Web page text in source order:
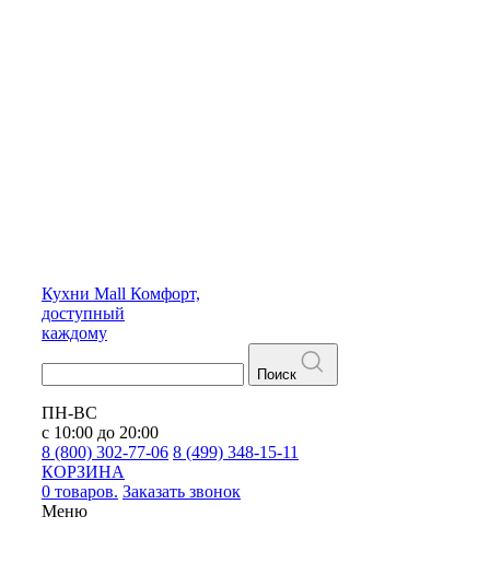
Кухни Mall Комфорт,
доступный
каждому
Поиск
ПН-ВС
с 10:00 до 20:00
8 (800) 302-77-06 8 (499) 348-15-11
КОРЗИНА
0 товаров. Заказать звонок
Меню